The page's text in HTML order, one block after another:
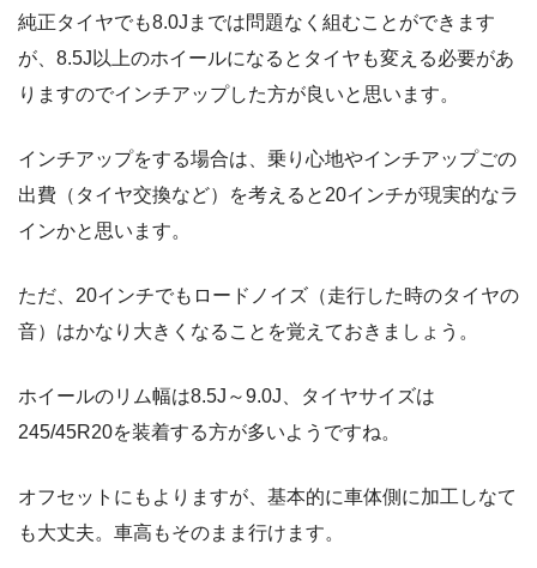
純正タイヤでも8.0Jまでは問題なく組むことができます
が、8.5J以上のホイールになるとタイヤも変える必要があ
りますのでインチアップした方が良いと思います。
インチアップをする場合は、乗り心地やインチアップごの
出費（タイヤ交換など）を考えると20インチが現実的なラ
インかと思います。
ただ、20インチでもロードノイズ（走行した時のタイヤの
音）はかなり大きくなることを覚えておきましょう。
ホイールのリム幅は8.5J～9.0J、タイヤサイズは
245/45R20を装着する方が多いようですね。
オフセットにもよりますが、基本的に車体側に加工しなて
も大丈夫。車高もそのまま行けます。